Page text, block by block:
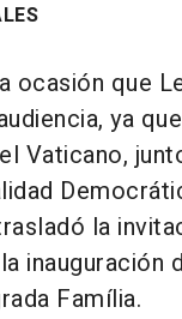
ocasión que
ya
Vaticano,
la
inauguración
Família.